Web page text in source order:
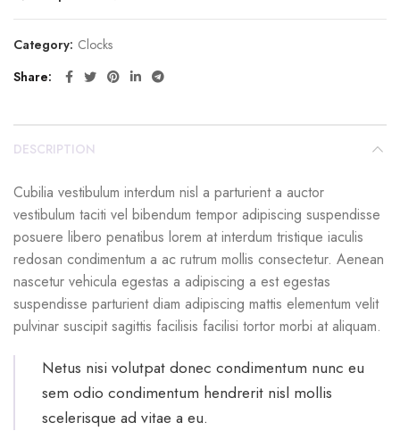
Category: Clocks
Share
DESCRIPTION
Cubilia vestibulum interdum nisl a parturient a auctor
vestibulum taciti vel bibendum tempor adipiscing suspendisse
posuere libero penatibus lorem at interdum tristique iaculis
redosan condimentum a ac rutrum mollis consectetur. Aenean
nascetur vehicula egestas a adipiscing a est egestas
suspendisse parturient diam adipiscing mattis elementum velit
pulvinar suscipit sagittis facilisis facilisi tortor morbi at aliquam.
Netus nisi volutpat donec condimentum nunc eu
sem odio condimentum hendrerit nisl mollis
scelerisque ad vitae a eu.